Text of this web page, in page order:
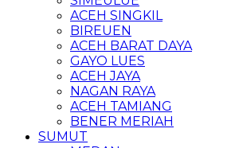
ACEH SINGKIL
BIREUEN
ACEH BARAT DAYA
GAYO LUES
ACEH JAYA
NAGAN RAYA
ACEH TAMIANG
BENER MERIAH
SUMUT